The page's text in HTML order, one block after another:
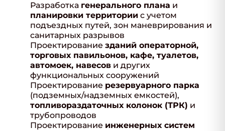
Разработка генерального плана и
планировки территории с учетом
подъездных путей, зон маневрирования и
санитарных разрывов
Проектирование зданий операторной,
торговых павильонов, кафе, туалетов,
автомоек, навесов и других
функциональных сооружений
Проектирование резервуарного парка
(подземных/надземных емкостей),
топливораздаточных колонок (ТРК) и
трубопроводов
Проектирование инженерных систем